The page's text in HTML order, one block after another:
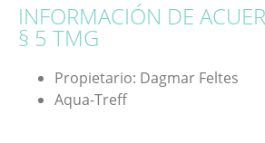
INFORMACIÓN DE
§ 5 TMG
Propietario: Dagmar Feltes
Aqua-Treff